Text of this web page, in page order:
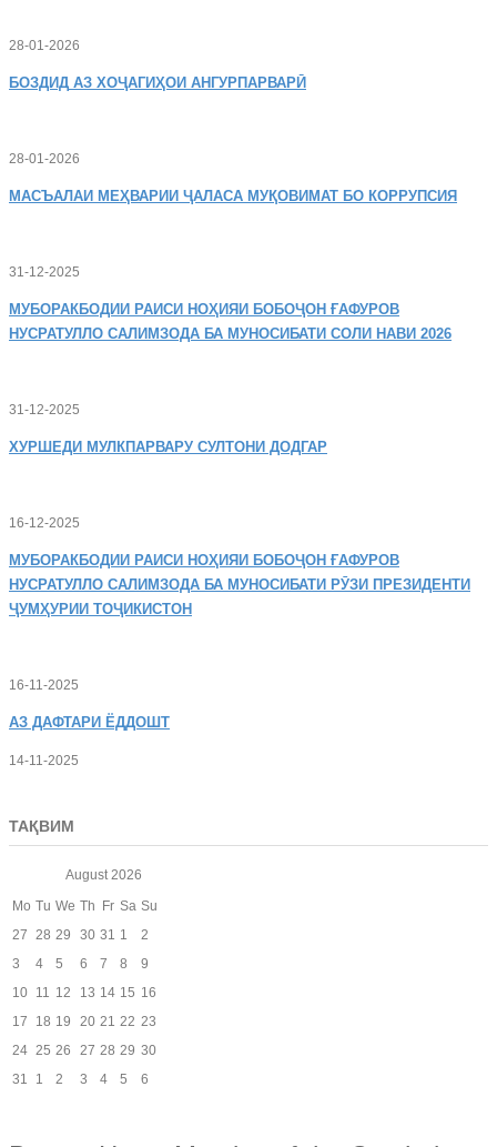
28-01-2026
БОЗДИД АЗ ХОҶАГИҲОИ АНГУРПАРВАРӢ
28-01-2026
МАСЪАЛАИ МЕҲВАРИИ ҶАЛАСА МУҚОВИМАТ БО КОРРУПСИЯ
31-12-2025
МУБОРАКБОДИИ РАИСИ НОҲИЯИ БОБОҶОН ҒАФУРОВ
НУСРАТУЛЛО САЛИМЗОДА БА МУНОСИБАТИ СОЛИ НАВИ 2026
31-12-2025
ХУРШЕДИ МУЛКПАРВАРУ СУЛТОНИ ДОДГАР
16-12-2025
МУБОРАКБОДИИ РАИСИ НОҲИЯИ БОБОҶОН ҒАФУРОВ
НУСРАТУЛЛО САЛИМЗОДА БА МУНОСИБАТИ РӮЗИ ПРЕЗИДЕНТИ
ҶУМҲУРИИ ТОҶИКИСТОН
16-11-2025
АЗ ДАФТАРИ ЁДДОШТ
14-11-2025
ТАҚВИМ
August 2026
Mo Tu We Th Fr Sa Su
27 28 29 30 31 1
2
3
4 5 6 7 8
9
10 11 12 13 14 15 16
17
18 19 20 21 22 23
24 25 26 27 28 29 30
31
1 2 3 4 5 6